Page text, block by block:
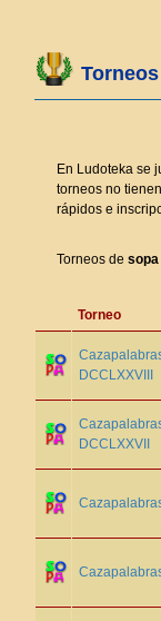
En Ludoteka se
torneos no
rápidos e
Torneos de
Torneo
DCCLXXVIII
DCCLXXVII